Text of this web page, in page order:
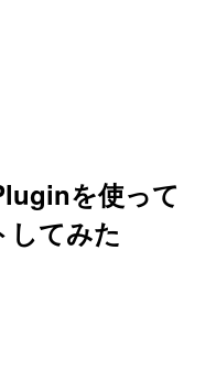
を使って
してみた